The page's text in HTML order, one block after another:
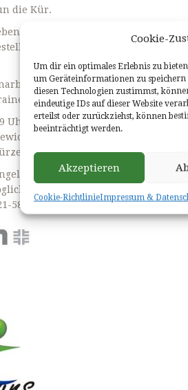
Cookie-
Um dir ein optimales Erlebnis zu
um Geräteinformationen zu
diesen Technologien zustimmst,
eindeutige IDs auf dieser Website
erteilst oder zurückziehst, können
beeinträchtigt werden.
Akzeptieren
Cookie-RichtlinieImpressum &
die Kür.
wurde das wichtige Thema
Wie angekündigt starten jetzt
mit dem Saarländischen
Martina Sutter den
9 Uhr in der Ostertalhalle findet der
und Körperbeherrschung
zu senken.
Der Kurs ist für alle
wegen begrenzter
58206 oder email an